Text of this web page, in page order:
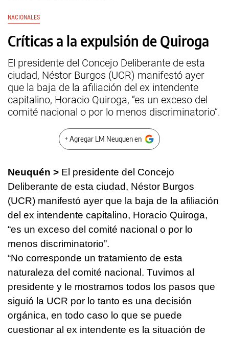
NACIONALES
Críticas a la expulsión de Quiroga
El presidente del Concejo Deliberante de esta
ciudad, Néstor Burgos (UCR) manifestó ayer
que la baja de la afiliación del ex intendente
capitalino, Horacio Quiroga, “es un exceso del
comité nacional o por lo menos discriminatorio”.
+ Agregar LM Neuquen en
Neuquén > El presidente del Concejo
Deliberante de esta ciudad, Néstor Burgos
(UCR) manifestó ayer que la baja de la afiliación
del ex intendente capitalino, Horacio Quiroga,
“es un exceso del comité nacional o por lo
menos discriminatorio”.
“No corresponde un tratamiento de esta
naturaleza del comité nacional. Tuvimos al
presidente y le mostramos todos los pasos que
siguió la UCR por lo tanto es una decisión
orgánica, en todo caso lo que se puede
cuestionar al ex intendente es la situación de